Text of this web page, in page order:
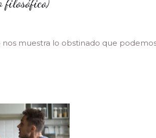
muestra lo obstinado que